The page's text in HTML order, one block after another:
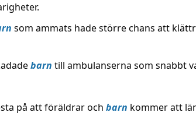
som ammats hade större chans att
barn till ambulanserna som snabbt
på att föräldrar och barn kommer att